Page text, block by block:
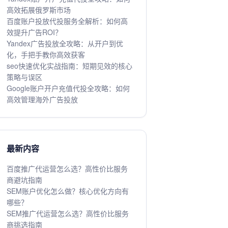
高效拓展俄罗斯市场
百度账户投放代投服务全解析：如何高
效提升广告ROI？
Yandex广告投放全攻略：从开户到优
化，手把手教你高效获客
seo快速优化实战指南：短期见效的核心
策略与误区
Google账户开户充值代投全攻略：如何
高效管理海外广告投放
最新内容
百度推广代运营怎么选？高性价比服务
商避坑指南
SEM账户优化怎么做？核心优化方向有
哪些？
SEM推广代运营怎么选？高性价比服务
商挑选指南